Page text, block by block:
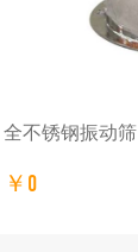
全不锈钢振动筛
￥0